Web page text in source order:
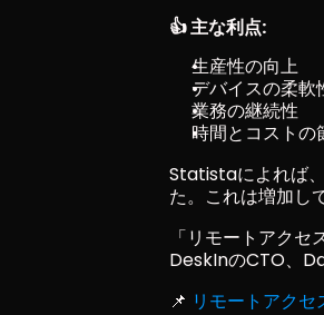
👍 主な利点:
生産性の向上
デバイスの柔軟
業務の継続性
時間とコストの
Statistaによれば
た。これは増加し
「リモートアク
DeskInのCTO、
📌 リモートアク